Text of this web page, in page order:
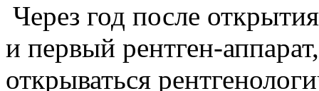
Через год после
и первый рентген-
открываться